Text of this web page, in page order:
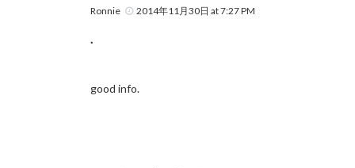
Ronnie 2014年11月30日 at 7:27 PM
.
good info.